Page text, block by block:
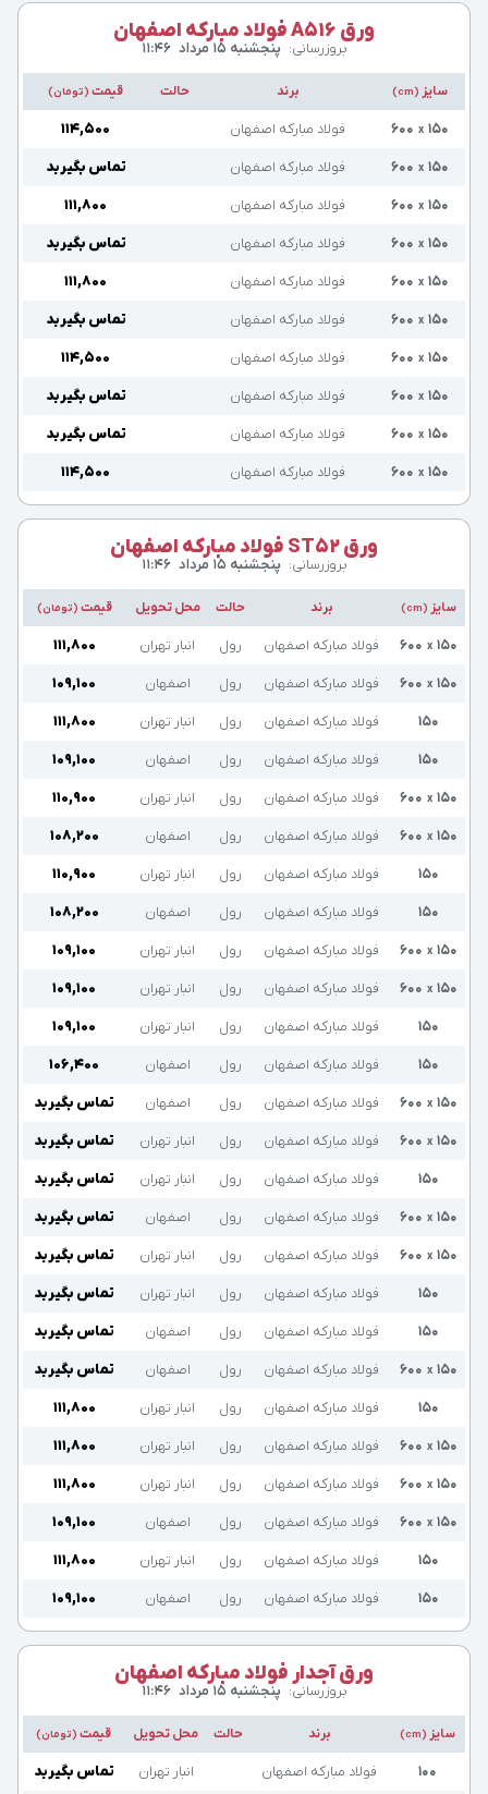
ورق A516 فولاد مبارکه اصفهان
بروزرسانی: پنجشنبه ۱۵ مرداد ۱۱:۴۶
سایز (cm) برند حالت قیمت (تومان)
۱۵۰ x ۶۰۰ فولاد مبارکه اصفهان ۱۱۴,۵۰۰
۱۵۰ x ۶۰۰ فولاد مبارکه اصفهان تماس بگیرید
۱۵۰ x ۶۰۰ فولاد مبارکه اصفهان ۱۱۱,۸۰۰
۱۵۰ x ۶۰۰ فولاد مبارکه اصفهان تماس بگیرید
۱۵۰ x ۶۰۰ فولاد مبارکه اصفهان ۱۱۱,۸۰۰
۱۵۰ x ۶۰۰ فولاد مبارکه اصفهان تماس بگیرید
۱۵۰ x ۶۰۰ فولاد مبارکه اصفهان ۱۱۴,۵۰۰
۱۵۰ x ۶۰۰ فولاد مبارکه اصفهان تماس بگیرید
۱۵۰ x ۶۰۰ فولاد مبارکه اصفهان تماس بگیرید
۱۵۰ x ۶۰۰ فولاد مبارکه اصفهان ۱۱۴,۵۰۰
ورق ST52 فولاد مبارکه اصفهان
بروزرسانی: پنجشنبه ۱۵ مرداد ۱۱:۴۶
سایز (cm) برند حالت محل تحویل قیمت (تومان)
۱۵۰ x ۶۰۰ فولاد مبارکه اصفهان رول انبار تهران ۱۱۱,۸۰۰
۱۵۰ x ۶۰۰ فولاد مبارکه اصفهان رول اصفهان ۱۰۹,۱۰۰
۱۵۰ فولاد مبارکه اصفهان رول انبار تهران ۱۱۱,۸۰۰
۱۵۰ فولاد مبارکه اصفهان رول اصفهان ۱۰۹,۱۰۰
۱۵۰ x ۶۰۰ فولاد مبارکه اصفهان رول انبار تهران ۱۱۰,۹۰۰
۱۵۰ x ۶۰۰ فولاد مبارکه اصفهان رول اصفهان ۱۰۸,۲۰۰
۱۵۰ فولاد مبارکه اصفهان رول انبار تهران ۱۱۰,۹۰۰
۱۵۰ فولاد مبارکه اصفهان رول اصفهان ۱۰۸,۲۰۰
۱۵۰ x ۶۰۰ فولاد مبارکه اصفهان رول انبار تهران ۱۰۹,۱۰۰
۱۵۰ x ۶۰۰ فولاد مبارکه اصفهان رول انبار تهران ۱۰۹,۱۰۰
۱۵۰ فولاد مبارکه اصفهان رول انبار تهران ۱۰۹,۱۰۰
۱۵۰ فولاد مبارکه اصفهان رول اصفهان ۱۰۶,۴۰۰
۱۵۰ x ۶۰۰ فولاد مبارکه اصفهان رول اصفهان تماس بگیرید
۱۵۰ x ۶۰۰ فولاد مبارکه اصفهان رول انبار تهران تماس بگیرید
۱۵۰ فولاد مبارکه اصفهان رول انبار تهران تماس بگیرید
۱۵۰ x ۶۰۰ فولاد مبارکه اصفهان رول اصفهان تماس بگیرید
۱۵۰ x ۶۰۰ فولاد مبارکه اصفهان رول انبار تهران تماس بگیرید
۱۵۰ فولاد مبارکه اصفهان رول انبار تهران تماس بگیرید
۱۵۰ فولاد مبارکه اصفهان رول اصفهان تماس بگیرید
۱۵۰ x ۶۰۰ فولاد مبارکه اصفهان رول اصفهان تماس بگیرید
۱۵۰ فولاد مبارکه اصفهان رول انبار تهران ۱۱۱,۸۰۰
۱۵۰ x ۶۰۰ فولاد مبارکه اصفهان رول انبار تهران ۱۱۱,۸۰۰
۱۵۰ x ۶۰۰ فولاد مبارکه اصفهان رول انبار تهران ۱۱۱,۸۰۰
۱۵۰ x ۶۰۰ فولاد مبارکه اصفهان رول اصفهان ۱۰۹,۱۰۰
۱۵۰ فولاد مبارکه اصفهان رول انبار تهران ۱۱۱,۸۰۰
۱۵۰ فولاد مبارکه اصفهان رول اصفهان ۱۰۹,۱۰۰
ورق آجدار فولاد مبارکه اصفهان
بروزرسانی: پنجشنبه ۱۵ مرداد ۱۱:۴۶
سایز (cm) برند حالت محل تحویل قیمت (تومان)
۱۰۰ فولاد مبارکه اصفهان انبار تهران تماس بگیرید